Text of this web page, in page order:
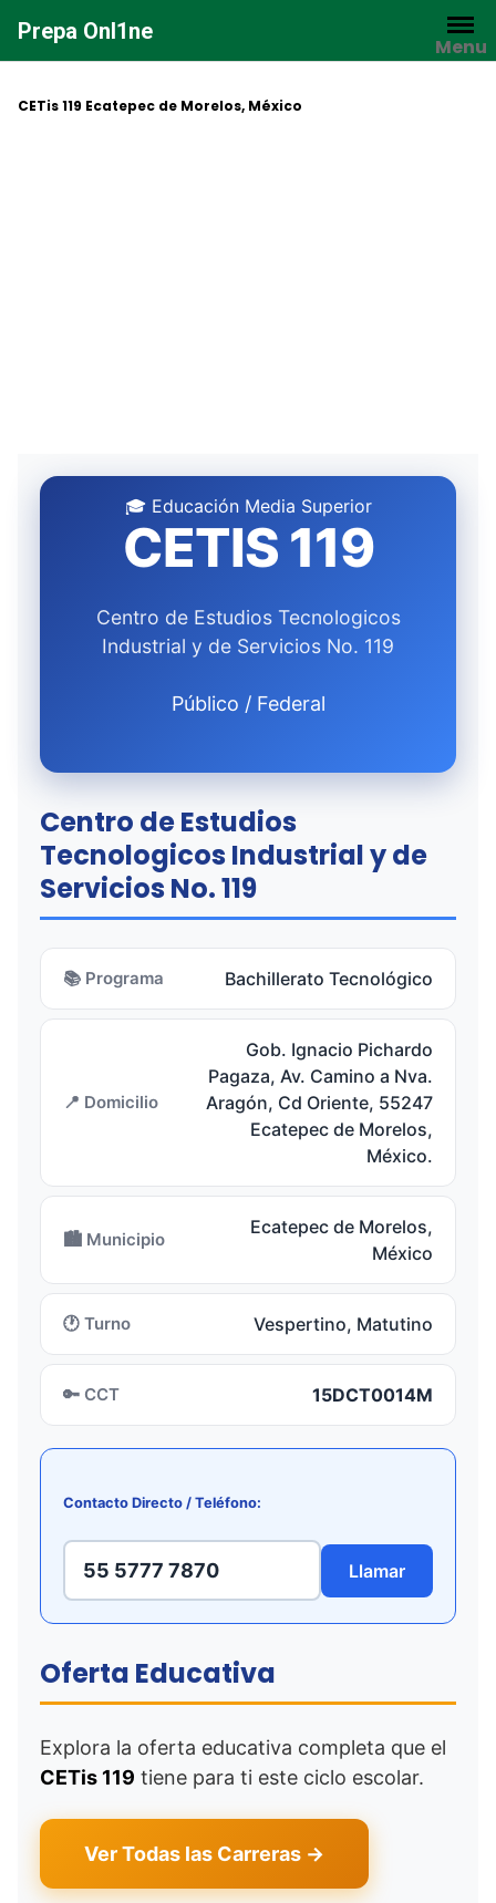
contenido
Prepa Onl1ne
Menu
CETis 119 Ecatepec de Morelos, México
🎓 Educación Media Superior
CETIS 119
Centro de Estudios Tecnologicos
Industrial y de Servicios No. 119
Público / Federal
Centro de Estudios
Tecnologicos Industrial y de
Servicios No. 119
📚 Programa Bachillerato Tecnológico
📍 Domicilio
Gob. Ignacio Pichardo
Pagaza, Av. Camino a Nva.
Aragón, Cd Oriente, 55247
Ecatepec de Morelos,
México.
🏙️ Municipio
Ecatepec de Morelos,
México
🕐 Turno Vespertino, Matutino
🔑 CCT 15DCT0014M
Contacto Directo / Teléfono:
55 5777 7870 Llamar
Oferta Educativa
Explora la oferta educativa completa que el
CETis 119 tiene para ti este ciclo escolar.
Ver Todas las Carreras →